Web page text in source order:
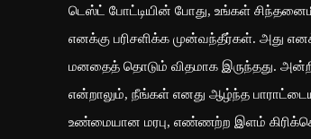
டெஸ்ட் போட்டியின் போது, ​​உங்கள்
எனக்கு பரிசளிக்க முன்வந்தீர்கள். அது
மனதைத் தொடும் விதமாக இருந்தது.
என்றாலும், நீங்கள் எனது ஆழ்ந்த
உண்மையான மரபு, எண்ணற்ற இளம்